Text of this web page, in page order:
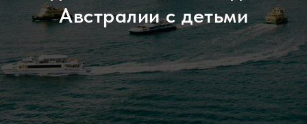
Австралии с детьми